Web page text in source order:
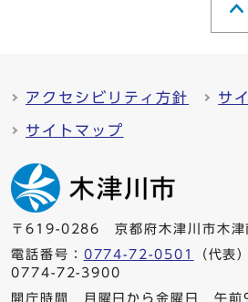
アクセシビリティ方針 サ
サイトマップ
〒619-0286 京都府木津川市木津
電話番号： 0774-72-0501
（代表
0774-72-3900
開庁時間 月曜日から金曜日 午前